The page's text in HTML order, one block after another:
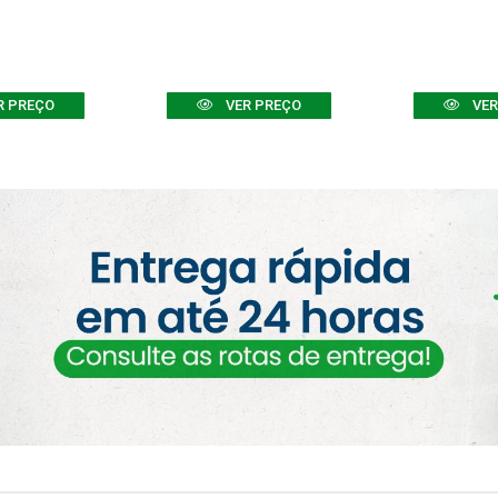
PREÇO VER PREÇO